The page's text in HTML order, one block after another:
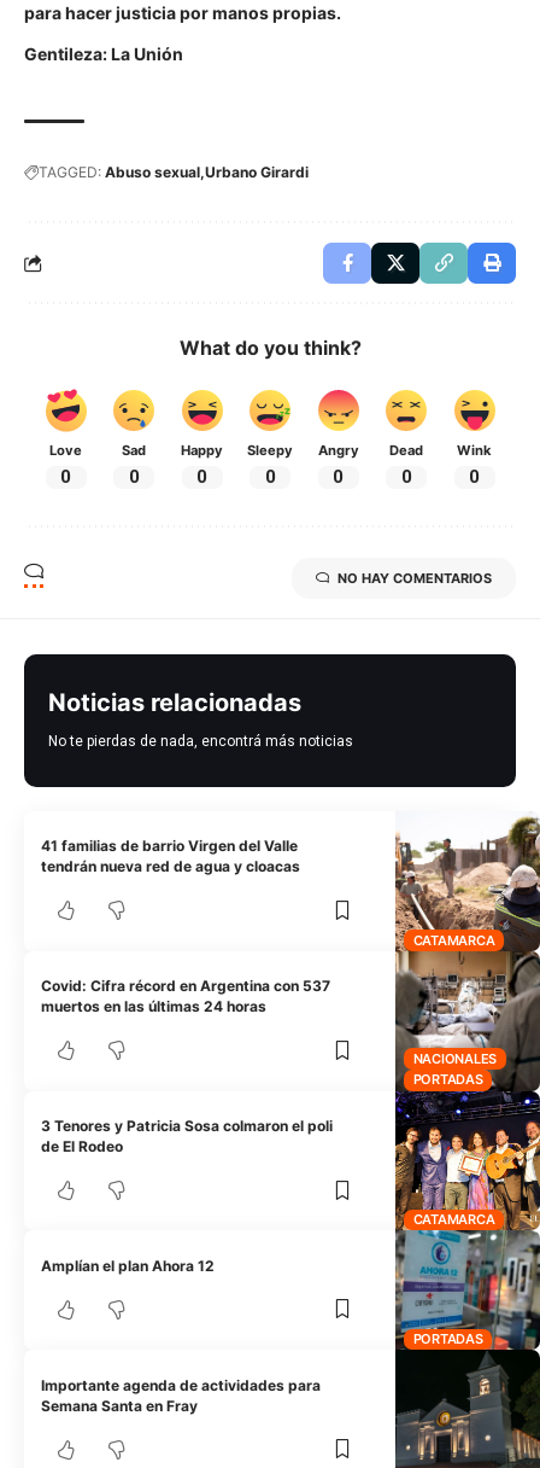
para hacer justicia por manos propias.
Gentileza: La Unión
TAGGED: Abuso sexual Urbano Girardi
What do you think?
Love
0
Sad
0
Happy
0
Sleepy
0
Angry
0
Dead
0
Wink
0
NO HAY COMENTARIOS
Noticias relacionadas
No te pierdas de nada, encontrá más noticias
CATAMARCA
41 familias de barrio Virgen del Valle
tendrán nueva red de agua y cloacas
NACIONALES
PORTADAS
Covid: Cifra récord en Argentina con 537
muertos en las últimas 24 horas
CATAMARCA
3 Tenores y Patricia Sosa colmaron el poli
de El Rodeo
PORTADAS
Amplían el plan Ahora 12
Importante agenda de actividades para
Semana Santa en Fray